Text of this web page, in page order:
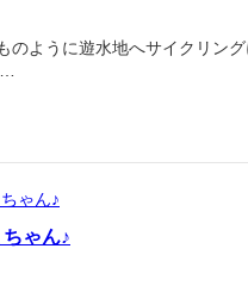
のように遊水地へサイクリン
ゃん♪